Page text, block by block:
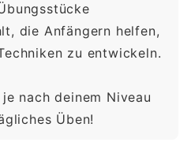
die Anfängern helfen,
zu entwickeln.
nach deinem Niveau
Üben!